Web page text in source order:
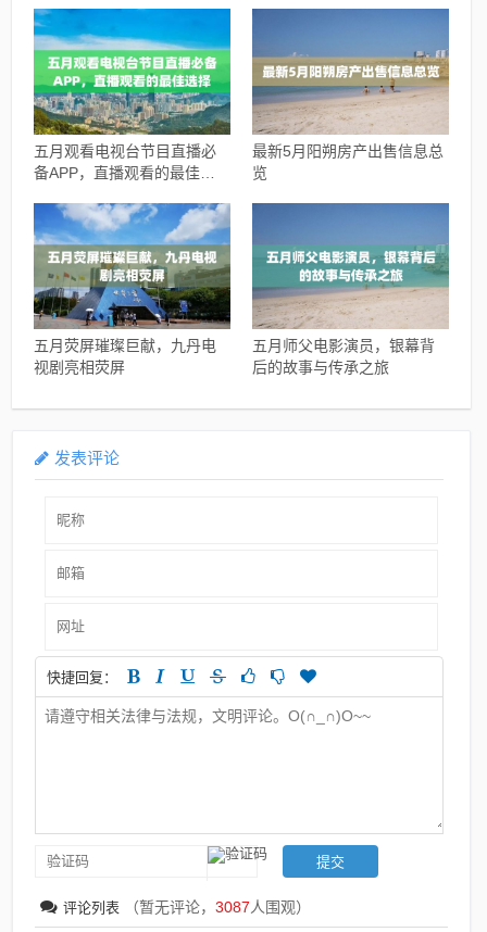
五月观看电视台节目直播必
备APP，直播观看的最佳选
最新5月阳朔房产出售信息总
览
五月荧屏璀璨巨献，九丹电
视剧亮相荧屏
五月师父电影演员，银幕背
后的故事与传承之旅
发表评论
快捷回复：
评论列表 （暂无评论，3087人围观）